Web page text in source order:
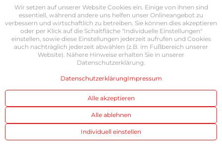
Wir setzen auf unserer Website Cookies ein. Einige von ihnen sind
essentiell, während andere uns helfen unser Onlineangebot zu
verbessern und wirtschaftlich zu betreiben. Sie können dies akzeptieren
oder per Klick auf die Schaltfläche "Individuelle Einstellungen"
einstellen, sowie diese Einstellungen jederzeit aufrufen und Cookies
auch nachträglich jederzeit abwählen (z.B. im Fußbereich unserer
Website). Nähere Hinweise erhalten Sie in unserer
Datenschutzerklärung.
DatenschutzerklärungImpressum
Alle akzeptieren
Alle ablehnen
Individuell einstellen